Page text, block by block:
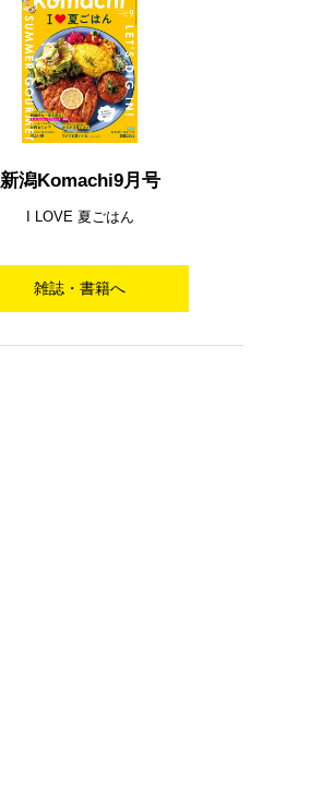
新潟Komachi9月号
I LOVE 夏ごはん
雑誌・書籍へ